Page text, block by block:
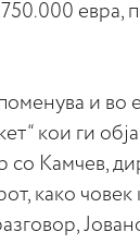
евра,
и во
кои ги
со Камчев,
како човек